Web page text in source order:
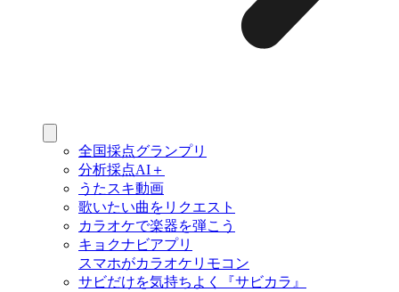
全国採点グランプリ
分析採点AI＋
うたスキ動画
歌いたい曲をリクエスト
カラオケで楽器を弾こう
キョクナビアプリ
スマホがカラオケリモコン
サビだけを気持ちよく『サビカラ』